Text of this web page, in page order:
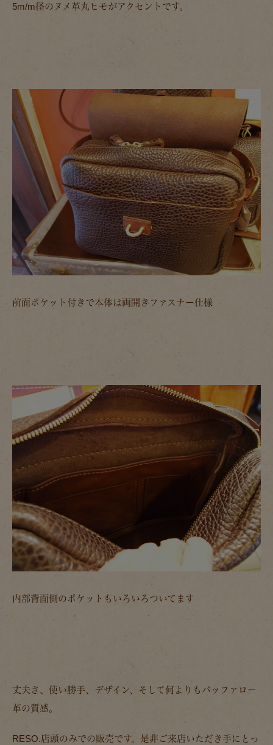
5m/m径のヌメ革丸ヒモがアクセントです。
前面ポケット付きで本体は両開きファスナー仕様
内部背面側のポケットもいろいろついてます
丈夫さ、使い勝手、デザイン、そして何よりもバッファロー
革の質感。
RESO.店頭のみでの販売です。是非ご来店いただき手にとっ